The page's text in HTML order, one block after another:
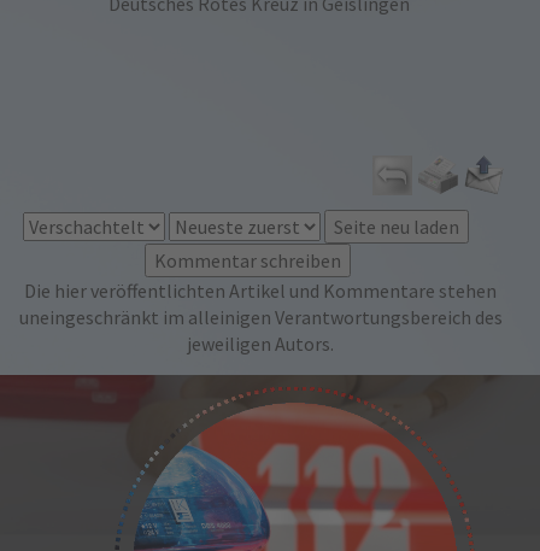
Die hier veröffentlichten Artikel und Kommentare stehen
uneingeschränkt im alleinigen Verantwortungsbereich des
jeweiligen Autors.